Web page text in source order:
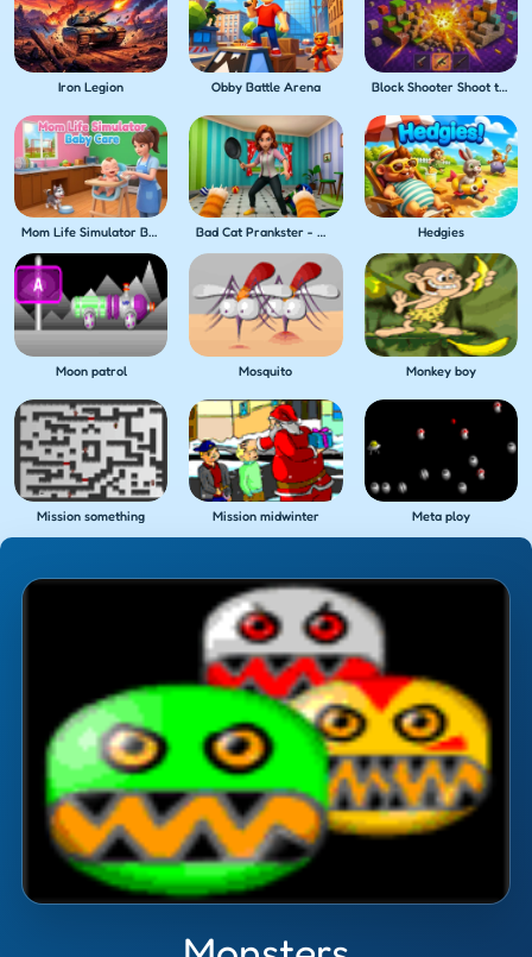
Iron Legion Obby Battle Arena Block Shooter Shoot the Blocks!
Mom Life Simulator Baby Care Bad Cat Prankster - Mom's Return Hedgies
Moon patrol Mosquito Monkey boy
Mission something Mission midwinter Meta ploy